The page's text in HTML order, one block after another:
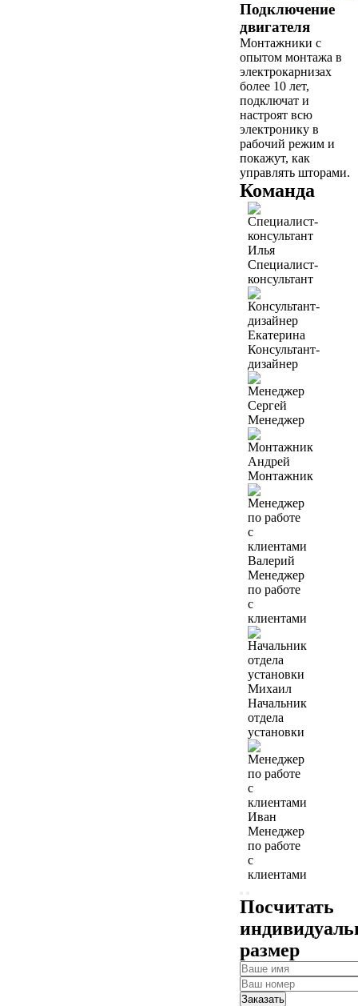
Подключение
двигателя
Монтажники с
опытом монтажа в
электрокарнизах
более 10 лет,
подключат и
настроят всю
электронику в
рабочий режим и
покажут, как
управлять шторами.
Команда
Илья
Специалист-
консультант
Екатерина
Консультант-
дизайнер
Сергей
Менеджер
Андрей
Монтажник
Валерий
Менеджер
по работе
с
клиентами
Михаил
Начальник
отдела
установки
Иван
Менеджер
по работе
с
клиентами
Посчитать
размер
Заказать